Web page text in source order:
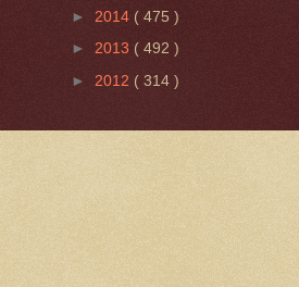
► 2014 ( 475 )
► 2013 ( 492 )
► 2012 ( 314 )